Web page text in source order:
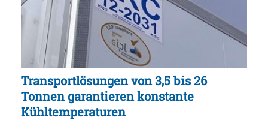
Transportlösungen von 3,5 bis 26
Tonnen garantieren konstante
Kühltemperaturen